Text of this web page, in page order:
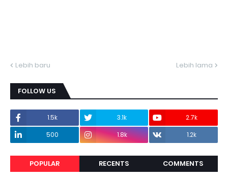
Lebih baru Lebih lama
FOLLOW US
1.5k 3.1k
2.7k
500
1.8k 1.2k
POPULAR RECENTS COMMENTS